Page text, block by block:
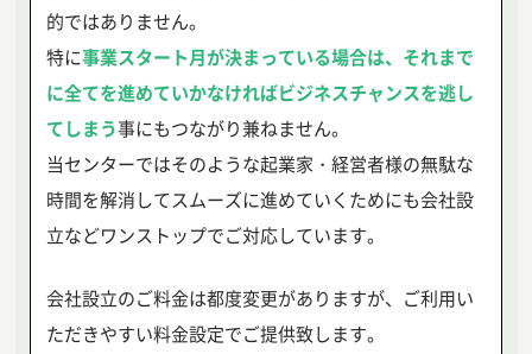
的ではありません。
特に事業スタート月が決まっている場合は、それまで
に全てを進めていかなければビジネスチャンスを逃し
てしまう事にもつながり兼ねません。
当センターではそのような起業家・経営者様の無駄な
時間を解消してスムーズに進めていくためにも会社設
立などワンストップでご対応しています。
会社設立のご料金は都度変更がありますが、ご利用い
ただきやすい料金設定でご提供致します。